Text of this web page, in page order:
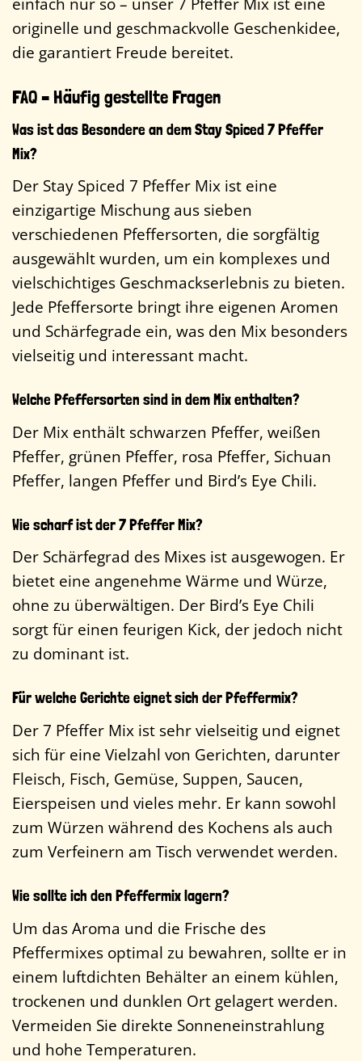
originelle und geschmackvolle Geschenkidee,
die garantiert Freude bereitet.
FAQ – Häufig gestellte Fragen
Was ist das Besondere an dem Stay Spiced 7 Pfeffer
Mix?
Der Stay Spiced 7 Pfeffer Mix ist eine
einzigartige Mischung aus sieben
verschiedenen Pfeffersorten, die sorgfältig
ausgewählt wurden, um ein komplexes und
vielschichtiges Geschmackserlebnis zu bieten.
Jede Pfeffersorte bringt ihre eigenen Aromen
und Schärfegrade ein, was den Mix besonders
vielseitig und interessant macht.
Welche Pfeffersorten sind in dem Mix enthalten?
Der Mix enthält schwarzen Pfeffer, weißen
Pfeffer, grünen Pfeffer, rosa Pfeffer, Sichuan
Pfeffer, langen Pfeffer und Bird’s Eye Chili.
Wie scharf ist der 7 Pfeffer Mix?
Der Schärfegrad des Mixes ist ausgewogen. Er
bietet eine angenehme Wärme und Würze,
ohne zu überwältigen. Der Bird’s Eye Chili
sorgt für einen feurigen Kick, der jedoch nicht
zu dominant ist.
Für welche Gerichte eignet sich der Pfeffermix?
Der 7 Pfeffer Mix ist sehr vielseitig und eignet
sich für eine Vielzahl von Gerichten, darunter
Fleisch, Fisch, Gemüse, Suppen, Saucen,
Eierspeisen und vieles mehr. Er kann sowohl
zum Würzen während des Kochens als auch
zum Verfeinern am Tisch verwendet werden.
Wie sollte ich den Pfeffermix lagern?
Um das Aroma und die Frische des
Pfeffermixes optimal zu bewahren, sollte er in
einem luftdichten Behälter an einem kühlen,
trockenen und dunklen Ort gelagert werden.
Vermeiden Sie direkte Sonneneinstrahlung
und hohe Temperaturen.